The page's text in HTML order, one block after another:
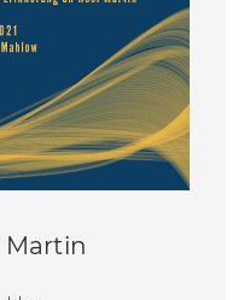
Martin